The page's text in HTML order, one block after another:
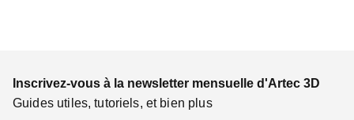
Inscrivez-vous à la newsletter mensuelle d'Artec 3D
Guides utiles, tutoriels, et bien plus